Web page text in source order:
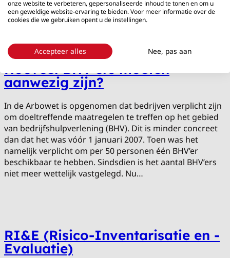
met de noodknop, timerfunctie en man down functie…
Hoeveel BHV’ers moeten
aanwezig zijn?
In de Arbowet is opgenomen dat bedrijven verplicht zijn
om doeltreffende maatregelen te treffen op het gebied
van bedrijfshulpverlening (BHV). Dit is minder concreet
dan dat het was vóór 1 januari 2007. Toen was het
namelijk verplicht om per 50 personen één BHV’er
beschikbaar te hebben. Sindsdien is het aantal BHV’ers
niet meer wettelijk vastgelegd. Nu…
RI&E (Risico-Inventarisatie en -
Evaluatie)
onze website te verbeteren, gepersonaliseerde inhoud te tonen en om u
een geweldige website-ervaring te bieden. Voor meer informatie over de
cookies die we gebruiken opent u de instellingen.
Accepteer alles Nee, pas aan